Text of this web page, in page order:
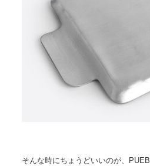
そんな時にちょうどいいのが、